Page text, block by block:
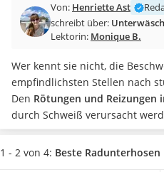
Suunto-Uhr
Überzieh-Sonnenbrille
Sneaker Herren
Geldbörse Herren
Knirps-Regenschirm
Periodenunterwäsche
RFID-Schutzkarte
Motorradbrillen
Von: Henriette Ast
schreibt über:
Lektorin: Monique B.
Wer kennt sie nicht, die
empfindlichsten Stellen nach
Den Rötungen und Reizungen
durch Schweiß verursacht
unangenehm machen,können
passgenauen sowie
1 - 2 von 4: Beste Radunterhosen